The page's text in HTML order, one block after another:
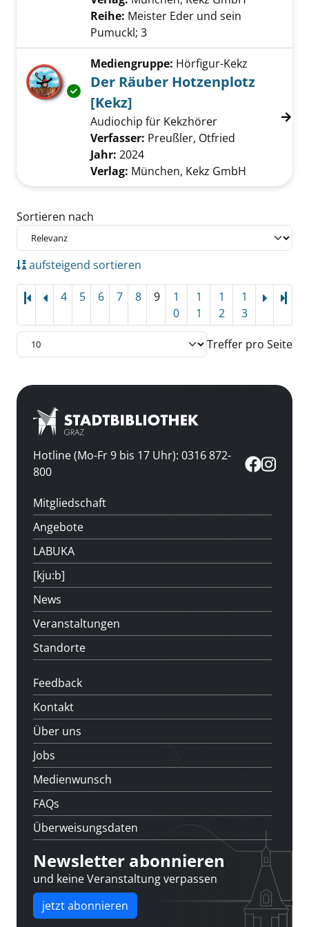
Reihe: Meister Eder und sein
Pumuckl; 3
Exemplar-Details von Der Räuber
Mediengruppe: Hörfigur-Kekz
Der Räuber Hotzenplotz
[Kekz]
Audiochip für Kekzhörer
Verfasser: Preußler, Otfried
Jahr: 2024
Verlag: München, Kekz GmbH
Zu den Suchfiltern springen
Sortieren nach
aufsteigend sortieren
4 5 6 7 8 9
1
0
1
1
1
2
1
3
Treffer pro Seite
Hotline (Mo-Fr 9 bis 17 Uhr): 0316 872-
800
Mitgliedschaft
Angebote
LABUKA
[kju:b]
News
Veranstaltungen
Standorte
Feedback
Kontakt
Über uns
Jobs
Medienwunsch
FAQs
Überweisungsdaten
Newsletter abonnieren
und keine Veranstaltung verpassen
jetzt abonnieren